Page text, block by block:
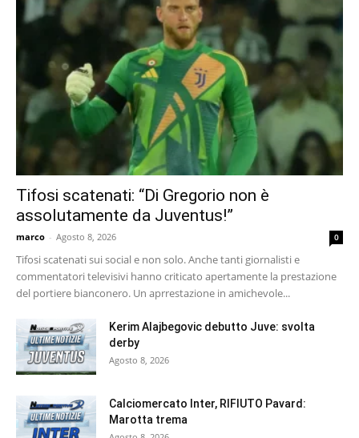
Tifosi scatenati: “Di Gregorio non è
assolutamente da Juventus!”
marco - Agosto 8, 2026 0
Tifosi scatenati sui social e non solo. Anche tanti giornalisti e
commentatori televisivi hanno criticato apertamente la prestazione
del portiere bianconero. Un aprrestazione in amichevole...
Kerim Alajbegovic debutto Juve: svolta
derby
Agosto 8, 2026
Calciomercato Inter, RIFIUTO Pavard:
Marotta trema